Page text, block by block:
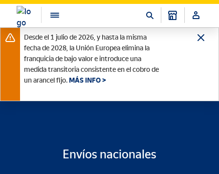
Desde el 1 julio de 2026, y hasta la misma
fecha de 2028, la Unión Europea elimina la
franquicia de bajo valor e introduce una
medida transitoria consistente en el cobro de
un arancel fijo. MÁS INFO >
Envíos nacionales